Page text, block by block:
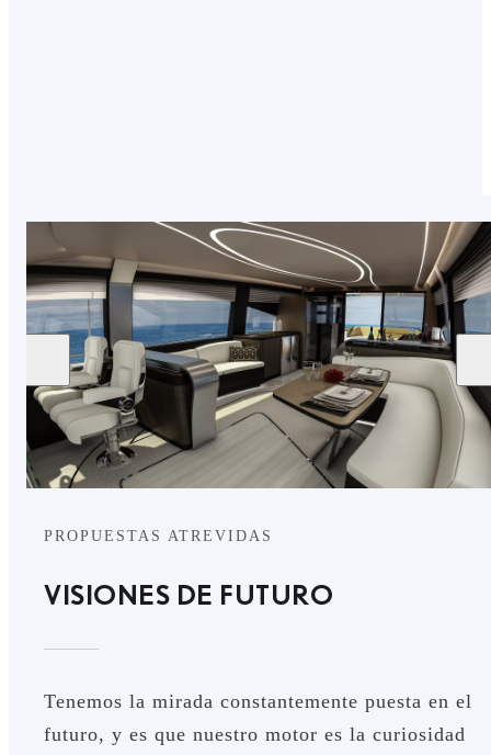
PROPUESTAS ATREVIDAS
VISIONES DE FUTURO
Tenemos la mirada constantemente puesta en el
futuro, y es que nuestro motor es la curiosidad